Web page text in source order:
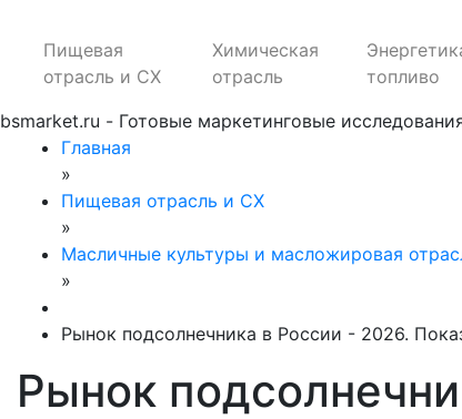
Пищевая
отрасль и СХ
Химическая
отрасль
топливо
bsmarket.ru - Готовые маркетинговые
Главная
»
Пищевая отрасль и СХ
»
Масличные культуры и масложировая
»
Рынок подсолнечника в России - 2026.
Рынок